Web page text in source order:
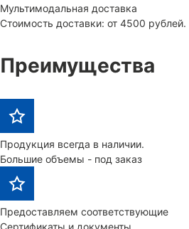
Мультимодальная доставка
Стоимость доставки: от 4500 рублей.
Преимущества
Продукция всегда в наличии.
Большие объемы - под заказ
Предоставляем соответствующие
Сертификаты и документы